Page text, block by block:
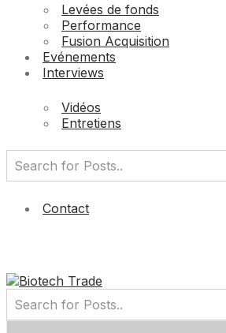
Levées de fonds
Performance
Fusion Acquisition
Evénements
Interviews
Vidéos
Entretiens
Contact